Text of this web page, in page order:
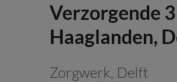
Verzorgende
Haaglanden,
Zorgwerk, Delft